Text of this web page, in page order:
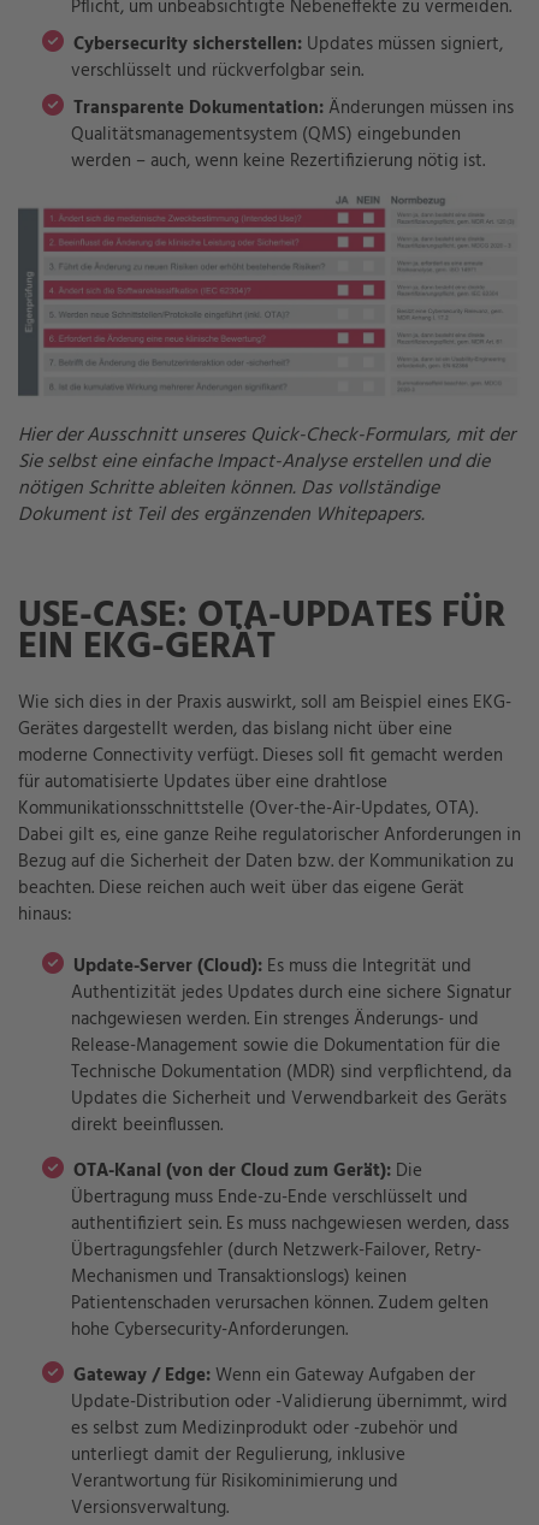
Pflicht, um unbeabsichtigte Nebeneffekte zu vermeiden.
Cybersecurity sicherstellen: Updates müssen signiert,
verschlüsselt und rückverfolgbar sein.
Transparente Dokumentation:Änderungen müssen ins
Qualitätsmanagementsystem (QMS) eingebunden
werden – auch, wenn keine Rezertifizierung nötig ist.
Hier der Ausschnitt unseres Quick-Check-Formulars, mit der
Sie selbst eine einfache Impact-Analyse erstellen und die
nötigen Schritte ableiten können. Das vollständige
Dokument ist Teil des ergänzenden Whitepapers.
USE-CASE: OTA-UPDATES FÜR
EIN EKG-GERÄT
Wie sich dies in der Praxis auswirkt, soll am Beispiel eines EKG-
Gerätes dargestellt werden, das bislang nicht über eine
moderne Connectivity verfügt. Dieses soll fit gemacht werden
für automatisierte Updates über eine drahtlose
Kommunikationsschnittstelle (Over-the-Air-Updates, OTA).
Dabei gilt es, eine ganze Reihe regulatorischer Anforderungen in
Bezug auf die Sicherheit der Daten bzw. der Kommunikation zu
beachten. Diese reichen auch weit über das eigene Gerät
hinaus:
Update-Server (Cloud): Es muss die Integrität und
Authentizität jedes Updates durch eine sichere Signatur
nachgewiesen werden. Ein strenges Änderungs- und
Release-Management sowie die Dokumentation für die
Technische Dokumentation (MDR) sind verpflichtend, da
Updates die Sicherheit und Verwendbarkeit des Geräts
direkt beeinflussen.
OTA-Kanal (von der Cloud zum Gerät): Die
Übertragung muss Ende-zu-Ende verschlüsselt und
authentifiziert sein. Es muss nachgewiesen werden, dass
Übertragungsfehler (durch Netzwerk-Failover, Retry-
Mechanismen und Transaktionslogs) keinen
Patientenschaden verursachen können. Zudem gelten
hohe Cybersecurity-Anforderungen.
Gateway / Edge:Wenn ein Gateway Aufgaben der
Update-Distribution oder -Validierung übernimmt, wird
es selbst zum Medizinprodukt oder -zubehör und
unterliegt damit der Regulierung, inklusive
Verantwortung für Risikominimierung und
Versionsverwaltung.